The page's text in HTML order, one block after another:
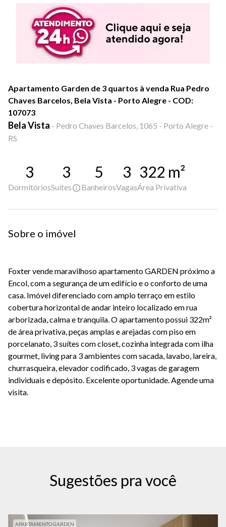
Apartamento Garden de 3 quartos à venda Rua Pedro
Chaves Barcelos, Bela Vista - Porto Alegre - COD:
107073
Bela Vista - Pedro Chaves Barcelos, 1065 - Porto Alegre -
RS
3
Dormitórios
3
Suítes
5
Banheiros
3
Vagas
322 m²
Área Privativa
Sobre o imóvel
Foxter vende maravilhoso apartamento GARDEN próximo a
Encol, com a segurança de um edifício e o conforto de uma
casa. Imóvel diferenciado com amplo terraço em estilo
cobertura horizontal de andar inteiro localizado em rua
arborizada, calma e tranquila. O apartamento possui 322m²
de área privativa, peças amplas e arejadas com piso em
porcelanato, 3 suítes com closet, cozinha integrada com ilha
gourmet, living para 3 ambientes com sacada, lavabo, lareira,
churrasqueira, elevador codificado, 3 vagas de garagem
individuais e depósito. Excelente oportunidade. Agende uma
visita.
Sugestões pra você
APARTAMENTO GARDEN